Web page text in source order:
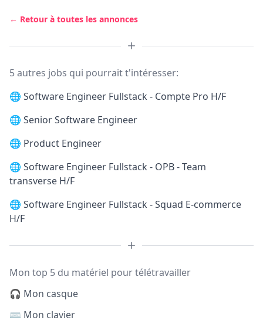
← Retour à toutes les annonces
5 autres jobs qui pourrait t'intéresser:
🌐 Software Engineer Fullstack - Compte Pro H/F
🌐 Senior Software Engineer
🌐 Product Engineer
🌐 Software Engineer Fullstack - OPB - Team
transverse H/F
🌐 Software Engineer Fullstack - Squad E-commerce
H/F
Mon top 5 du matériel pour télétravailler
🎧 Mon casque
⌨️ Mon clavier